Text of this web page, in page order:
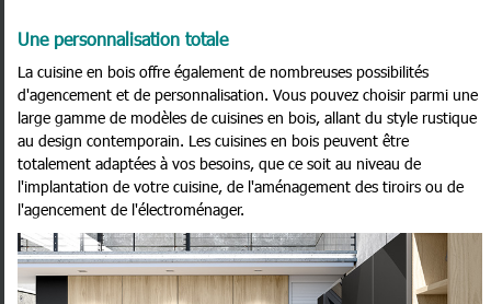
Une personnalisation totale
La cuisine en bois offre également de nombreuses possibilités
d'agencement et de personnalisation. Vous pouvez choisir parmi une
large gamme de modèles de cuisines en bois, allant du style rustique
au design contemporain. Les cuisines en bois peuvent être
totalement adaptées à vos besoins, que ce soit au niveau de
l'implantation de votre cuisine, de l'aménagement des tiroirs ou de
l'agencement de l'électroménager.